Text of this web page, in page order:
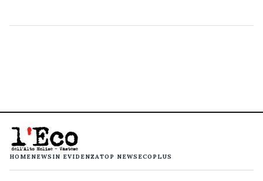
HOMENEWS IN EVIDENZATOP NEWS ECOPLUS